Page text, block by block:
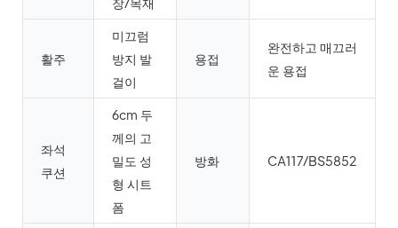
활주
미끄럼
방지 발
걸이
용접
완전하고 매끄러
운 용접
좌석
쿠션
6cm 두
께의 고
밀도 성
형 시트
폼
방화 CA117/BS5852